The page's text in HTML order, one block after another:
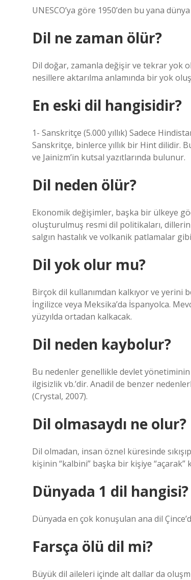
UNESCO’ya göre 1950’den bu yana
Dil ne zaman ölür?
Dil doğar, zamanla değişir ve tekrar yok
nesillere aktarılma anlamında bir yok
En eski dil hangisidir?
1- Sanskritçe (5.000 yıllık) Sadece
Sanskritçe, binlerce yıllık bir Hint dilidir.
ve Jainizm’in kutsal yazıtlarında bulunur.
Dil neden ölür?
Ekonomik değişimler, başka bir ülkeye
oluşturulmuş resmi dil politikaları, dillerin
salgın hastalık ve volkanik patlamalar
Dil yok olur mu?
Birçok dil kullanımdan kalkıyor ve yerini
İngilizce veya Meksika’da İspanyolca.
yüzyılda ortadan kalkacak.
Dil neden kaybolur?
Bu nedenler genellikle devlet
ilgisizlik vb.’dir. Anadil de benzer
(Crystal, 2007).
Dil olmasaydı ne olur?
Dil olmadan, insan öznel küresinde
kişinin “kalbini” başka bir kişiye
Dünyada 1 dil hangisi?
Dünyada en çok konuşulan ana dil
Farsça ölü dil mi?
Büyük dil aileleri içinde alt dallar da